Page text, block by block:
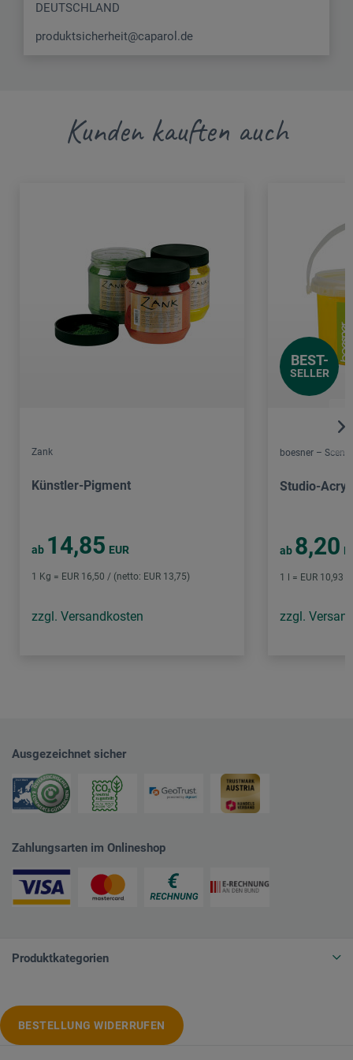
DEUTSCHLAND
produktsicherheit@caparol.de
Kunden kauften auch
Zank
Künstler-Pigment
ab 14,85 EUR
1 Kg = EUR 16,50 / (netto: EUR 13,75)
zzgl. Versandkosten
BEST-
SELLER
boesner – Scene
Studio-
ab 8,20
1 l = EUR 10,93
zzgl.
Ausgezeichnet sicher
Zahlungsarten im Onlineshop
Produktkategorien
BESTELLUNG WIDERRUFEN